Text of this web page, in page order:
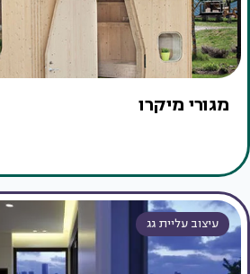
מגורי מיקרו
עיצוב עליית גג